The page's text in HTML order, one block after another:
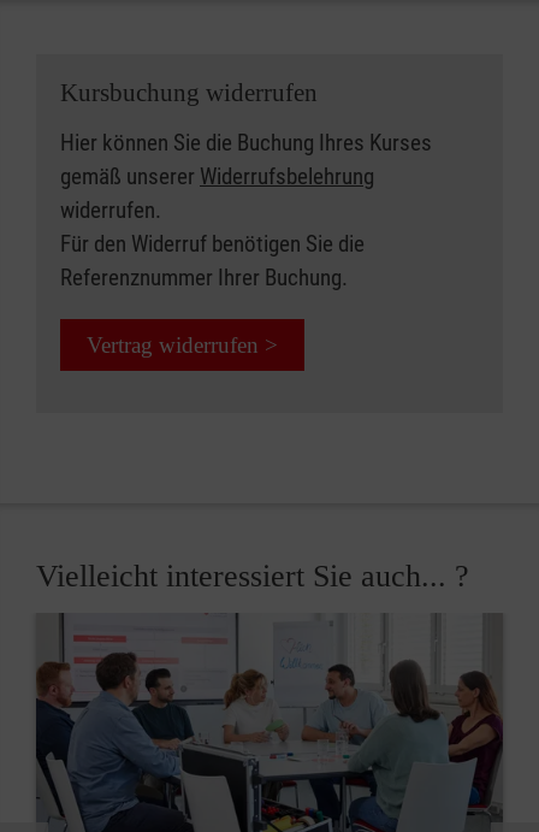
Kursbuchung widerrufen
Hier können Sie die Buchung Ihres Kurses
gemäß unserer Widerrufsbelehrung
widerrufen.
Für den Widerruf benötigen Sie die
Referenznummer Ihrer Buchung.
Vertrag widerrufen >
Vielleicht interessiert Sie auch... ?